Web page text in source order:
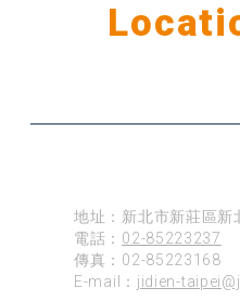
地址：新北市新莊區
電話： 02-85223237
傳真：02-85223168
E-mail： jidien-